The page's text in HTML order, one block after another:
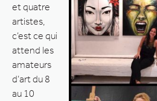
et quatre
artistes,
c’est ce qui
attend les
amateurs
d’art du 8
au 10